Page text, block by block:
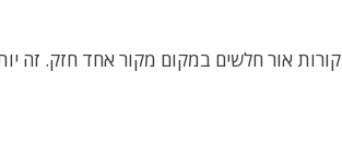
קטן שעושה הבדל גדול: ערבב 2–3 מקורות אור חלשים במקום מקור אחד